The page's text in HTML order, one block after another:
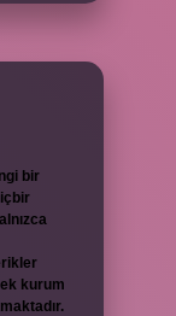
bir
kurum